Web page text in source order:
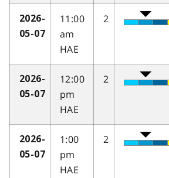
2026-
05-07
11:00
am
HAE
2
2026-
05-07
12:00
pm
HAE
2
2026-
05-07
1:00
pm
HAE
2